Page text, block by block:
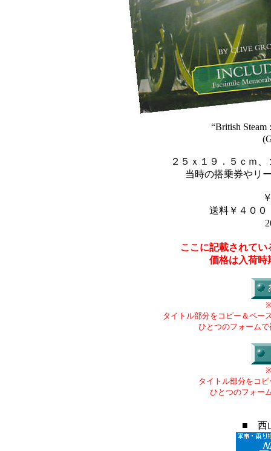
“British Steam
２５ｘ１９．５ｃｍ
当時の搭乗券やリ
送料￥４００
ここに記載されて
価格は入荷時
タイトル部分をコピー＆ペー
ひとつのフォーム
タイトル部分をコ
ひとつのフォー
■ 西